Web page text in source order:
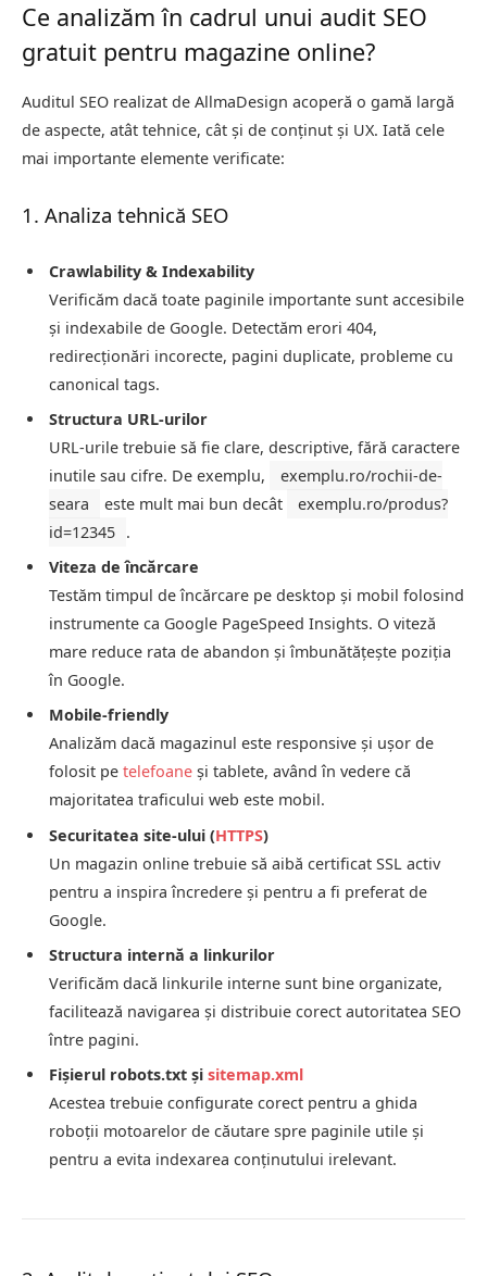
Ce analizăm în cadrul unui audit SEO
gratuit pentru magazine online?
Auditul SEO realizat de AllmaDesign acoperă o gamă largă
de aspecte, atât tehnice, cât și de conținut și UX. Iată cele
mai importante elemente verificate:
1. Analiza tehnică SEO
Crawlability & Indexability
Verificăm dacă toate paginile importante sunt accesibile
și indexabile de Google. Detectăm erori 404,
redirecționări incorecte, pagini duplicate, probleme cu
canonical tags.
Structura URL-urilor
URL-urile trebuie să fie clare, descriptive, fără caractere
inutile sau cifre. De exemplu,
exemplu.ro/rochii-de-
seara
este mult mai bun decât
exemplu.ro/produs?
id=12345 .
Viteza de încărcare
Testăm timpul de încărcare pe desktop și mobil folosind
instrumente ca Google PageSpeed Insights. O viteză
mare reduce rata de abandon și îmbunătățește poziția
în Google.
Mobile-friendly
Analizăm dacă magazinul este responsive și ușor de
folosit pe telefoane și tablete, având în vedere că
majoritatea traficului web este mobil.
Securitatea site-ului (HTTPS)
Un magazin online trebuie să aibă certificat SSL activ
pentru a inspira încredere și pentru a fi preferat de
Google.
Structura internă a linkurilor
Verificăm dacă linkurile interne sunt bine organizate,
facilitează navigarea și distribuie corect autoritatea SEO
între pagini.
Fișierul robots.txt și sitemap.xml
Acestea trebuie configurate corect pentru a ghida
roboții motoarelor de căutare spre paginile utile și
pentru a evita indexarea conținutului irelevant.